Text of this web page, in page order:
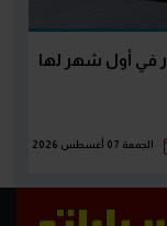
في أول شهر لها
الجمعة 07 أغسطس 2026